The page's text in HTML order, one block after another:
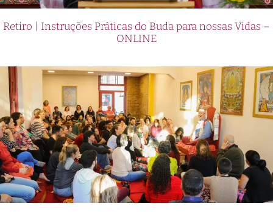
Retiro | Instruções Práticas do Buda para nossas Vidas –
ONLINE